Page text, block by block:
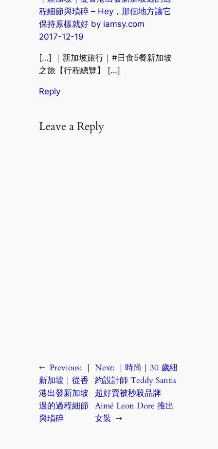
程細節與瑣碎 – Hey，那個地方讓它
保持原樣就好 by iamsy.com
2017-12-19
[…] ｜新加坡旅行｜#日食5餐新加坡
之旅【行程總覽】 […]
Reply
Leave a Reply
← Previous: ｜
新加坡｜從香
港出發新加坡
過的過程細節
與瑣碎
Next: ｜時尚｜30 歲紐
約設計師 Teddy Santis
超好賣被秒殺品牌
Aimé Leon Dore 推出
女裝 →